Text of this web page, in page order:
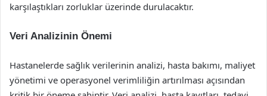
karşılaştıkları zorluklar üzerinde durulacaktır.
Veri Analizinin Önemi
Hastanelerde sağlık verilerinin analizi, hasta bakımı, maliyet
yönetimi ve operasyonel verimliliğin artırılması açısından